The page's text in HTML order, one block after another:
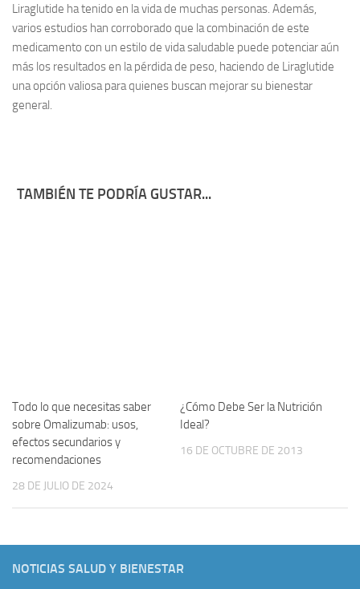
Liraglutide ha tenido en la vida de muchas personas. Además,
varios estudios han corroborado que la combinación de este
medicamento con un estilo de vida saludable puede potenciar aún
más los resultados en la pérdida de peso, haciendo de Liraglutide
una opción valiosa para quienes buscan mejorar su bienestar
general.
TAMBIÉN TE PODRÍA GUSTAR...
Todo lo que necesitas saber
sobre Omalizumab: usos,
efectos secundarios y
recomendaciones
28 DE JULIO DE 2024
¿Cómo Debe Ser la Nutrición
Ideal?
16 DE OCTUBRE DE 2013
NOTICIAS SALUD Y BIENESTAR